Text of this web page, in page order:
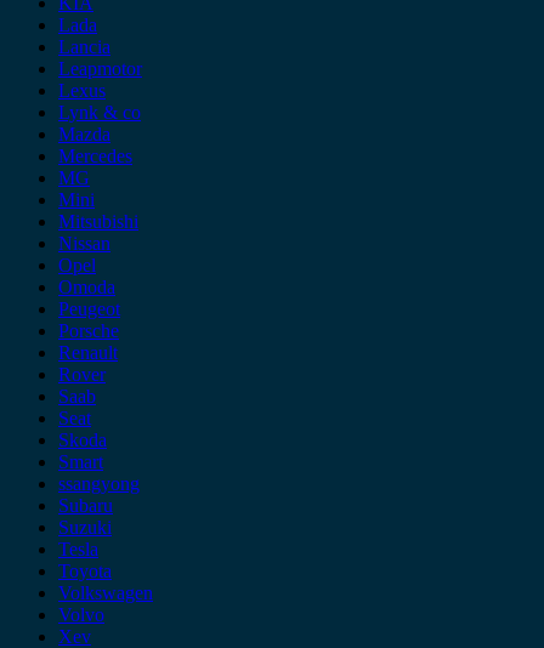
Lada
Lancia
Leapmotor
Lexus
Lynk & co
Mazda
Mercedes
MG
Mini
Mitsubishi
Nissan
Opel
Omoda
Peugeot
Porsche
Renault
Rover
Saab
Seat
Skoda
Smart
ssangyong
Subaru
Suzuki
Tesla
Toyota
Volkswagen
Volvo
Xev